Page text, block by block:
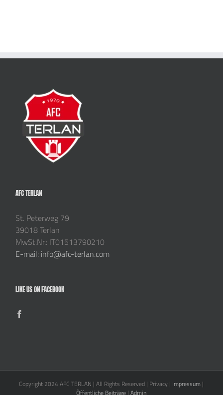
AFC TERLAN
St. Peterweg 79
39018 Terlan
MwSt.Nr.: IT01513790210
E-mail: info@afc-terlan.com
LIKE US ON FACEBOOK
Copyright 2024 AFC TERLAN | All Rights Reserved | Privacy | Impressum |
Öffentliche Beiträge |Admin